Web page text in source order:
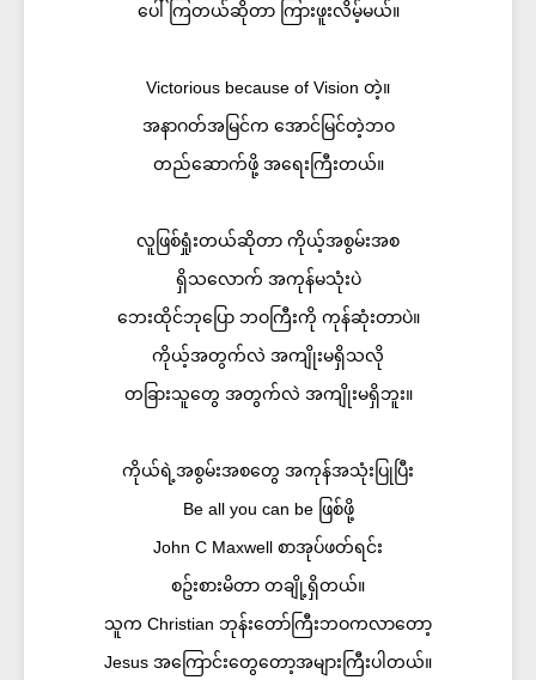
ပေါ်ကြတယ်ဆိုတာ ကြားဖူးလိမ့်မယ်။
Victorious because of Vision တဲ့။
အနာဂတ်အမြင်က အောင်မြင်တဲ့ဘဝ
တည်ဆောက်ဖို့ အရေးကြီးတယ်။
လူဖြစ်ရှုံးတယ်ဆိုတာ ကိုယ့်အစွမ်းအစ
ရှိသလောက် အကုန်မသုံးပဲ
ဘေးထိုင်ဘုပြော ဘဝကြီးကို ကုန်ဆုံးတာပဲ။
ကိုယ့်အတွက်လဲ အကျိုးမရှိသလို
တခြားသူတွေ အတွက်လဲ အကျိုးမရှိဘူး။
ကိုယ်ရဲ့အစွမ်းအစတွေ အကုန်အသုံးပြုပြီး
Be all you can be ဖြစ်ဖို့
John C Maxwell စာအုပ်ဖတ်ရင်း
စဥ်းစားမိတာ တချို့ရှိတယ်။
သူက Christian ဘုန်းတော်ကြီးဘဝကလာတော့
Jesus အကြောင်းတွေတော့အများကြီးပါတယ်။